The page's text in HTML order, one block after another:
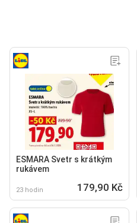
ESMARA Svetr s krátkým
rukávem
23 hodin 179,90 Kč